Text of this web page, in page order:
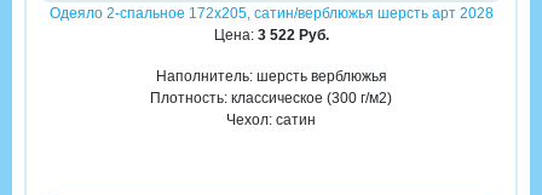
Одеяло 2-спальное 172х205, сатин/верблюжья шерсть арт 2028
Цена: 3 522 Руб.
Наполнитель: шерсть верблюжья
Плотность: классическое (300 г/м2)
Чехол: сатин